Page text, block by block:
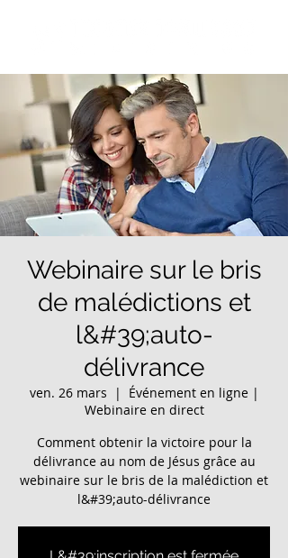
Webinaire sur le bris
de malédictions et
l&#39;auto-
délivrance
ven. 26 mars
  |
Événement en ligne |
Webinaire en direct
Comment obtenir la victoire pour la
délivrance au nom de Jésus grâce au
webinaire sur le bris de la malédiction et
l&#39;auto-délivrance